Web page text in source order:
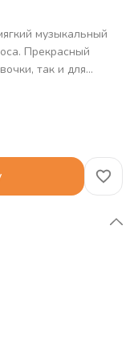
музыкальный
Прекрасный
так и для
погрузится в
страх
помощницей,
спутницей,
для
мягким тёплым